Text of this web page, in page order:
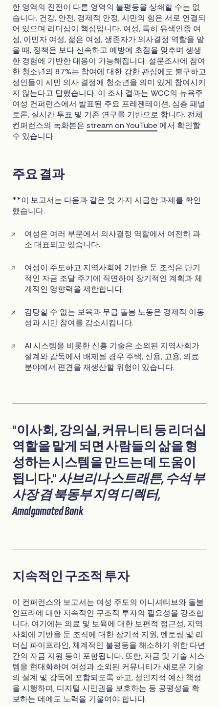
한 영역의 진전이 다른 영역의 불평등을 상쇄할 수는 없
습니다. 건강, 안전, 경제적 안정, 시민의 힘은 서로 연결되
어 있으며 리더십이 핵심입니다. 여성, 특히 유색인종 여
성, 이민자 여성, 젊은 여성, 생존자가 의사결정 역할을 맡
을 때, 정책은 보다 신속하고 예방에 초점을 맞추며 생생
한 경험에 기반한 대응이 가능해집니다. 설문조사에 참여
한 청소년의 87%는 참여에 대한 강한 관심에도 불구하고
성인들이 시민 의사 결정에 청소년을 의미 있게 참여시키
지 않는다고 답했습니다. 이 조사 결과는 WCC의 뉴욕주
여성 컨퍼런스에서 발표된 주요 프레젠테이션, 심층 패널
토론, 실시간 투표 및 기존 연구를 기반으로 합니다. 전체
컨퍼런스의 녹화본은stream on YouTube 에서 확인할
수 있습니다.
주요 결과
**이 보고서는 다음과 같은 몇 가지 시급한 과제를 확인
했습니다.
여성은 여러 부문에서 의사결정 역할에서 여전히 과
소 대표되고 있습니다.
여성이 주도하고 지역사회에 기반을 둔 조직은 단기
적인 자금 조달 주기에 직면하여 장기적인 계획과 체
계적인 영향력을 제한합니다.
감당할 수 없는 보육과 무급 돌봄 노동은 경제적 이동
성과 시민 참여를 감소시킵니다.
AI 시스템을 비롯한 신흥 기술은 소외된 지역사회가
설계와 감독에서 배제될 경우 주택, 신용, 고용, 의료
분야에서 편견을 재생산할 위험이 있습니다.
"이사회, 강의실, 커뮤니티 등 리더십
역할을 맡게 되면 사람들의 삶을 형
성하는 시스템을 만드는 데 도움이
됩니다."사브리나 스트래튼, 수석 부
사장 겸 북동부 지역 디렉터,
Amalgamated Bank
지속적인 구조적 투자
이 컨퍼런스와 보고서는 여성 주도의 이니셔티브와 돌봄
인프라에 대한 지속적인 구조적 투자의 필요성을 강조합
니다. 여기에는 의료 및 보육에 대한 보편적 접근성, 지역
사회에 기반을 둔 조직에 대한 장기적 지원, 멘토링 및 리
더십 파이프라인, 체계적인 불평등을 해소하기 위한 다년
간의 자금 지원 등이 포함됩니다. 또한, 자금 및 기술 시스
템을 현대화하여 여성과 소외된 커뮤니티가 새로운 기술
의 설계 및 감독에 포함되도록 하고, 성인지적 예산 책정
을 시행하며, 디지털 시민권을 보호하는 등 공평성을 확
보하는 데에도 노력을 기울여야 합니다.